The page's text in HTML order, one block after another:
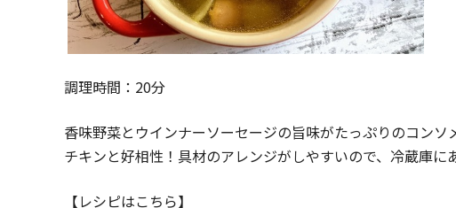
調理時間：20分
香味野菜とウインナーソーセージの旨味がたっぷりのコン
チキンと好相性！具材のアレンジがしやすいので、冷蔵庫に
【レシピはこちら】